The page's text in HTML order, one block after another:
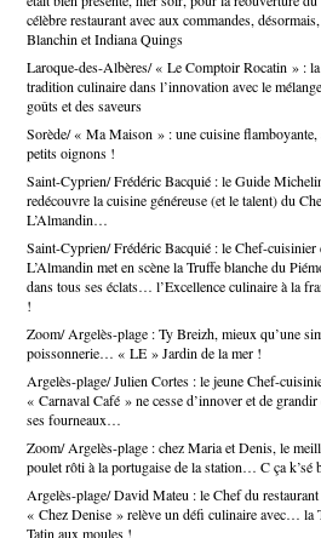
célèbre restaurant avec aux commandes,
Blanchin et Indiana Quings
Laroque-des-Albères/ « Le Comptoir Rocatin » : la
tradition culinaire dans l’innovation avec le
goûts et des saveurs
Sorède/ « Ma Maison » : une cuisine flamboyante,
petits oignons !
Saint-Cyprien/ Frédéric Bacquié : le Guide
redécouvre la cuisine généreuse (et le talent) du
L’Almandin…
Saint-Cyprien/ Frédéric Bacquié : le Chef-cuisinier
L’Almandin met en scène la Truffe blanche du
dans tous ses éclats… l’Excellence culinaire à la
!
Zoom/ Argelès-plage : Ty Breizh, mieux qu’une
poissonnerie… « LE » Jardin de la mer !
Argelès-plage/ Julien Cortes : le jeune Chef-
« Carnaval Café » ne cesse d’innover et de grandir
ses fourneaux…
Zoom/ Argelès-plage : chez Maria et Denis, le
poulet rôti à la portugaise de la station… C ça k’sé
Argelès-plage/ David Mateu : le Chef du restaurant
« Chez Denise » relève un défi culinaire avec… la
Tatin aux moules !